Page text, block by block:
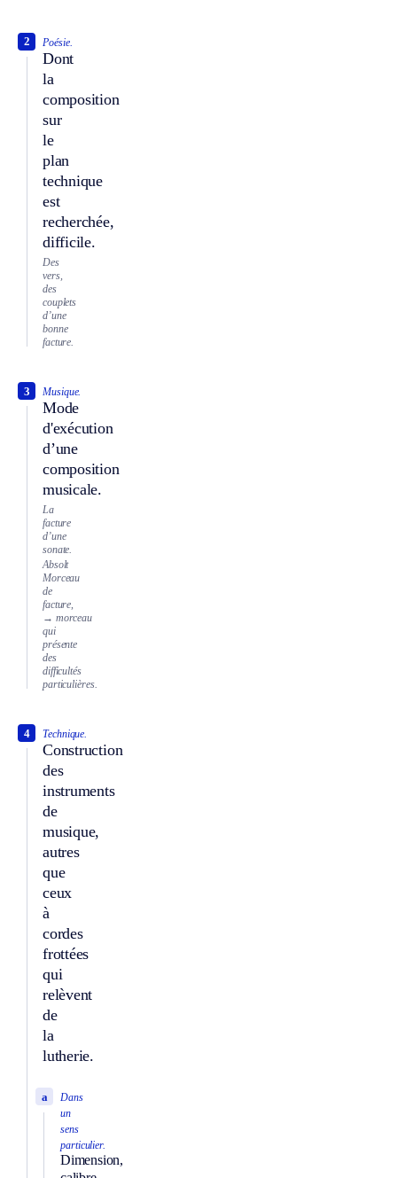
Poésie.
Dont
la
composition
sur
le
plan
technique
est
recherchée,
difficile.
2
Des
vers,
des
couplets
d’une
bonne
facture.
Musique.
Mode
d'exécution
d’une
composition
musicale.
3
La
facture
d’une
sonate.
Absolt
Morceau
de
facture,
→ morceau
qui
présente
des
difficultés
particulières.
Technique.
Construction
des
instruments
de
musique,
autres
que
ceux
à
cordes
frottées
qui
relèvent
de
la
lutherie.
4
Dans
un
sens
particulier.
Dimension,
a